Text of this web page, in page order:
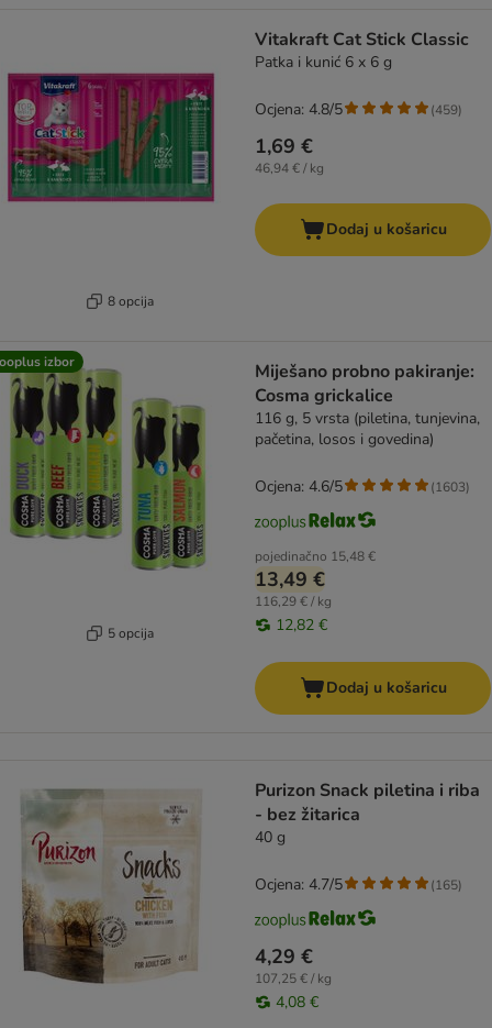
8 opcija
Vitakraft Cat Stick Classic
Patka i kunić 6 x 6 g
1,69 €
46,94 € / kg
Ocjena: 4.8/5 (459)
Dodaj u košaricu
izbor
5 opcija
Miješano probno pakiranje:
Cosma grickalice
116 g, 5 vrsta (piletina, tunjevina,
pačetina, losos i govedina)
pojedinačno 15,48 €
13,49 €
116,29 € / kg
12,82 €
Ocjena: 4.6/5 (1603)
Dodaj u košaricu
Purizon Snack piletina i riba
- bez žitarica
40 g
4,29 €
107,25 € / kg
4,08 €
Ocjena: 4.7/5 (165)